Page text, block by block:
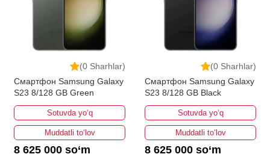
(0 Sharhlar)
Смартфон Samsung Galaxy
S23 8/128 GB Green
Sotuvda yo‘q
Muddatli to‘lov
8 625 000 so‘m
(0 Sharhlar)
Смартфон Samsung Galaxy
S23 8/128 GB Black
Sotuvda yo‘q
Muddatli to‘lov
8 625 000 so‘m